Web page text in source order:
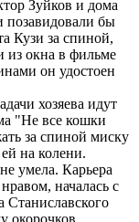
Зуйков и дома
позавидовали бы
Кузи за спиной,
из окна в фильме
он удостоен
хозяева идут
"Не все кошки
за спиной миску
на колени.
умела. Карьера
началась с
Станиславского